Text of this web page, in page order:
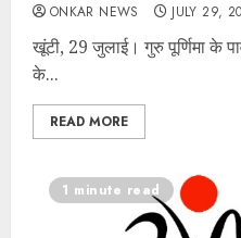
ONKAR NEWS JULY 29,
खूंटी, 29 जुलाई। गुरु पूर्णिमा के
के...
READ MORE
1 minute read